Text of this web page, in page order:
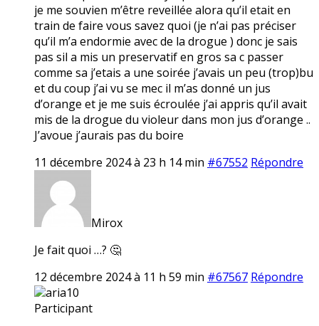
je me souvien m’être reveillée alora qu’il etait en
train de faire vous savez quoi (je n’ai pas préciser
qu’il m’a endormie avec de la drogue ) donc je sais
pas sil a mis un preservatif en gros sa c passer
comme sa j’etais a une soirée j’avais un peu (trop)bu
et du coup j’ai vu se mec il m’as donné un jus
d’orange et je me suis écroulée j’ai appris qu’il avait
mis de la drogue du violeur dans mon jus d’orange ..
J’avoue j’aurais pas du boire
11 décembre 2024 à 23 h 14 min #67552 Répondre
Mirox
Je fait quoi …? 🤔
12 décembre 2024 à 11 h 59 min #67567 Répondre
aria10
Participant